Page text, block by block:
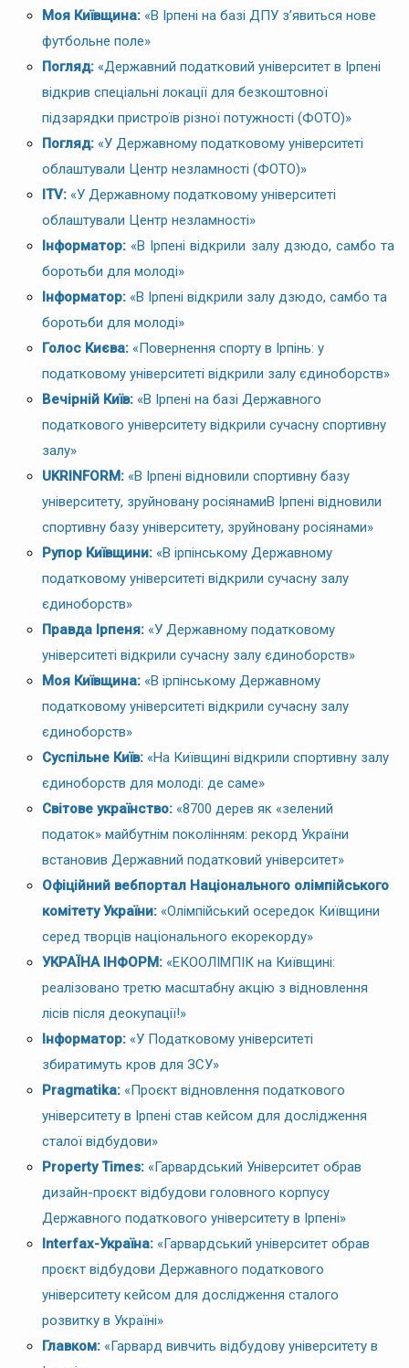
Моя Київщина: «В Ірпені на базі ДПУ з’явиться нове
футбольне поле»
Погляд: «Державний податковий університет в Ірпені
відкрив спеціальні локації для безкоштовної
підзарядки пристроїв різної потужності (ФОТО)»
Погляд: «У Державному податковому університеті
облаштували Центр незламності (ФОТО)»
ITV: «У Державному податковому університеті
облаштували Центр незламності»
Інформатор: «В Ірпені відкрили залу дзюдо, самбо та
боротьби для молоді»
Інформатор: «В Ірпені відкрили залу дзюдо, самбо та
боротьби для молоді»
Голос Києва: «Повернення спорту в Ірпінь: у
податковому університеті відкрили залу єдиноборств»
Вечірній Київ: «В Ірпені на базі Державного
податкового університету відкрили сучасну спортивну
залу»
UKRINFORM: «В Ірпені відновили спортивну базу
університету, зруйновану росіянамиВ Ірпені відновили
спортивну базу університету, зруйновану росіянами»
Рупор Київщини: «В ірпінському Державному
податковому університеті відкрили сучасну залу
єдиноборств»
Правда Ірпеня: «У Державному податковому
університеті відкрили сучасну залу єдиноборств»
Моя Київщина: «В ірпінському Державному
податковому університеті відкрили сучасну залу
єдиноборств»
Суспільне Київ: «На Київщині відкрили спортивну залу
єдиноборств для молоді: де саме»
Світове українство: «8700 дерев як «зелений
податок» майбутнім поколінням: рекорд України
встановив Державний податковий університет»
Офіційний вебпортал Національного олімпійського
комітету України: «Олімпійський осередок Київщини
серед творців національного екорекорду»
УКРАЇНА ІНФОРМ: «ЕКООЛІМПІК на Київщині:
реалізовано третю масштабну акцію з відновлення
лісів після деокупації!»
Інформатор: «У Податковому університеті
збиратимуть кров для ЗСУ»
Pragmatika: «Проєкт відновлення податкового
університету в Ірпені став кейсом для дослідження
сталої відбудови»
Property Times: «Гарвардський Університет обрав
дизайн-проєкт відбудови головного корпусу
Державного податкового університету в Ірпені»
Interfax-Україна: «Гарвардський університет обрав
проєкт відбудови Державного податкового
університету кейсом для дослідження сталого
розвитку в Україні»
Главком: «Гарвард вивчить відбудову університету в